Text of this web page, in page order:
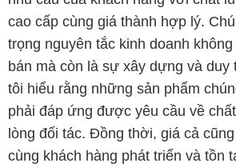
phải đáp ứng được yêu cầu về
lòng đối tác. Đồng thời, giá cả cũng
cùng khách hàng phát triển và tồn
phía trước.
Công ty Hóa Chất Đắc Trường
đa dạng các nhu cầu về hóa chất
cả các ngành nghề, lĩnh vực sản